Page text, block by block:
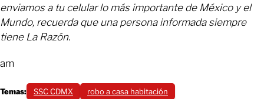
enviamos a tu celular lo más importante de México y el
Mundo, recuerda que una persona informada siempre
tiene La Razón.
am
Temas: SSC CDMX robo a casa habitación